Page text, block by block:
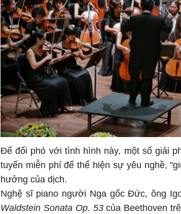
Để đối phó với tình hình này, một số giải
tuyến miễn phí để thể hiện sự yêu nghề,
hưởng của dịch.
Nghệ sĩ piano người Nga gốc Đức, ông
Waldstein Sonata Op. 53của Beethoven